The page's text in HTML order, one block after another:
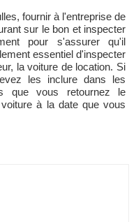
fournir à l'entreprise de
sur le bon et inspecter
pour s'assurer qu'il
essentiel d'inspecter
la voiture de location. Si
les inclure dans les
que vous retournez le
à la date que vous